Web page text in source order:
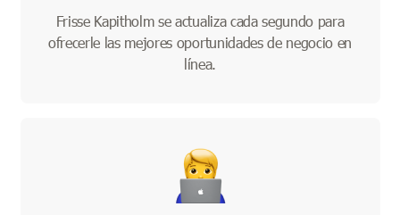
Frisse Kapitholm se actualiza cada segundo para
ofrecerle las mejores oportunidades de negocio en
línea.